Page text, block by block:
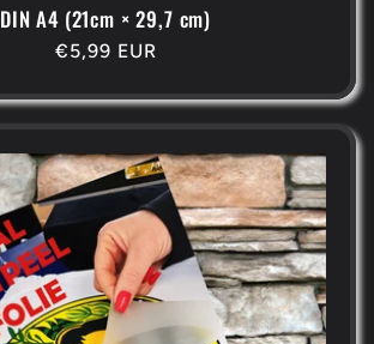
DIN A4 (21cm × 29,7 cm)
Normaler
€5,99 EUR